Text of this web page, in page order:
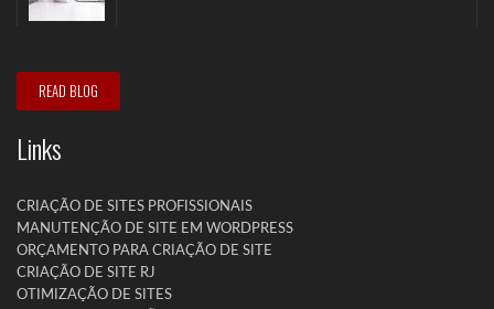
Criação de Site RJ
O Marketing Digital é visto atualmente como...
READ BLOG
Links
CRIAÇÃO DE SITES PROFISSIONAIS
MANUTENÇÃO DE SITE EM WORDPRESS
ORÇAMENTO PARA CRIAÇÃO DE SITE
CRIAÇÃO DE SITE RJ
OTIMIZAÇÃO DE SITES